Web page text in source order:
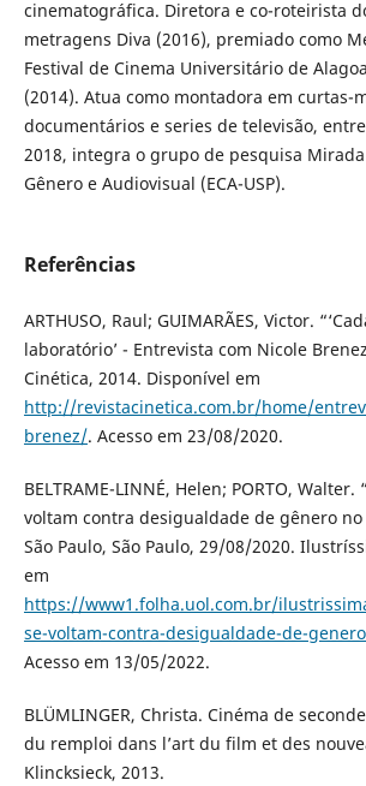
cinematográfica. Diretora e co-roteirista
metragens Diva (2016), premiado como
Festival de Cinema Universitário de
(2014). Atua como montadora em curtas-
documentários e series de televisão,
2018, integra o grupo de pesquisa
Gênero e Audiovisual (ECA-USP).
Referências
ARTHUSO, Raul; GUIMARÃES, Victor.
laboratório’ - Entrevista com Nicole
Cinética, 2014. Disponível em
http://revistacinetica.com.br/home/
brenez/. Acesso em 23/08/2020.
BELTRAME-LINNÉ, Helen; PORTO, Walter.
voltam contra desigualdade de gênero no
São Paulo, São Paulo, 29/08/2020.
em
https://www1.folha.uol.com.br/
se-voltam-contra-desigualdade-de-
Acesso em 13/05/2022.
BLÜMLINGER, Christa. Cinéma de
du remploi dans l’art du film et des
Klincksieck, 2013.